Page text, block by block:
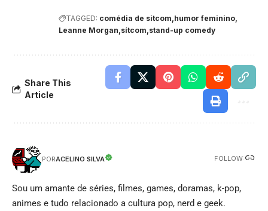
TAGGED: comédia de sitcom humor feminino
Leanne Morgan sítcom stand-up comedy
Share This
Article
PORACELINO SILVA FOLLOW:
Sou um amante de séries, filmes, games, doramas, k-pop,
animes e tudo relacionado a cultura pop, nerd e geek.